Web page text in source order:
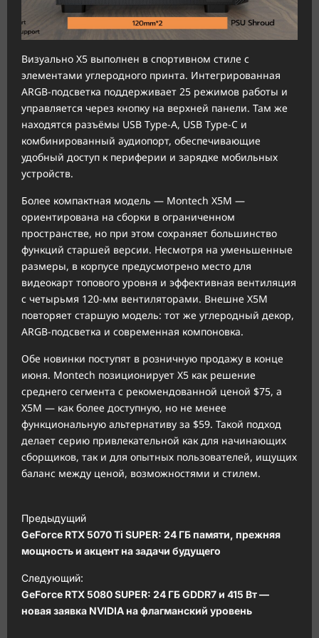
Визуально X5 выполнен в спортивном стиле с
элементами углеродного принта. Интегрированная
ARGB-подсветка поддерживает 25 режимов работы и
управляется через кнопку на верхней панели. Там же
находятся разъёмы USB Type-A, USB Type-C и
комбинированный аудиопорт, обеспечивающие
удобный доступ к периферии и зарядке мобильных
устройств.
Более компактная модель — Montech X5M —
ориентирована на сборки в ограниченном
пространстве, но при этом сохраняет большинство
функций старшей версии. Несмотря на уменьшенные
размеры, в корпусе предусмотрено место для
видеокарт топового уровня и эффективная вентиляция
с четырьмя 120-мм вентиляторами. Внешне X5M
повторяет старшую модель: тот же углеродный декор,
ARGB-подсветка и современная компоновка.
Обе новинки поступят в розничную продажу в конце
июня. Montech позиционирует X5 как решение
среднего сегмента с рекомендованной ценой $75, а
X5M — как более доступную, но не менее
функциональную альтернативу за $59. Такой подход
делает серию привлекательной как для начинающих
сборщиков, так и для опытных пользователей, ищущих
баланс между ценой, возможностями и стилем.
а
в
и
г
а
Предыдущий
GeForce RTX 5070 Ti SUPER: 24 ГБ памяти, прежняя
мощность и акцент на задачи будущего
Следующий:
GeForce RTX 5080 SUPER: 24 ГБ GDDR7 и 415 Вт —
новая заявка NVIDIA на флагманский уровень